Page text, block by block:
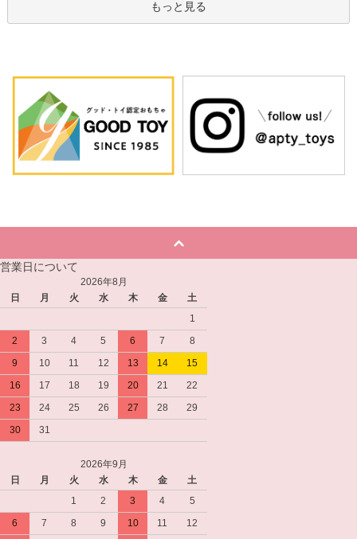
もっと見る
営業日について
2026年8月
日
月 火 水 木 金
土
1
2
3 4 5 6 7
8
9
10 11 12 13 14
15
16
17 18 19 20 21
22
23
24 25 26 27 28
29
30
31
2026年9月
日
月 火 水 木 金
土
1
2 3 4
5
6
7 8 9 10 11
12